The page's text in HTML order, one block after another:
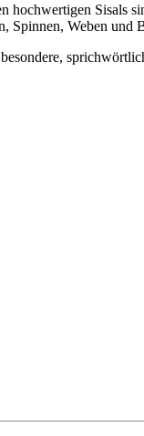
Sisals
Spinnen, Weben und